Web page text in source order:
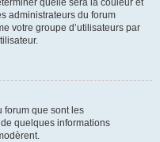
administrateurs du forum
votre groupe d’utilisateurs par
forum que sont les
quelques informations